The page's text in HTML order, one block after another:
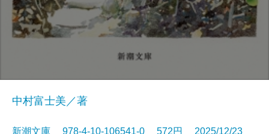
中村富士美／著
新潮文庫 978-4-10-106541-0 572円 2025/12/23